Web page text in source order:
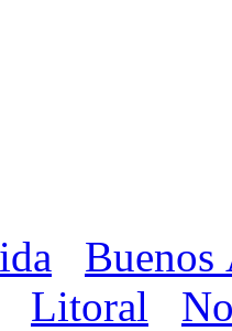
Buenos
Litoral